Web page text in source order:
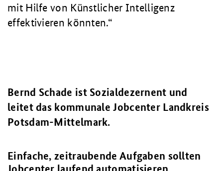
mit Hilfe von Künstlicher Intelligenz
effektivieren könnten.
Bernd Schade ist Sozialdezernent und
leitet das kommunale Jobcenter Landkreis
Potsdam-Mittelmark.
Einfache, zeitraubende Aufgaben sollten